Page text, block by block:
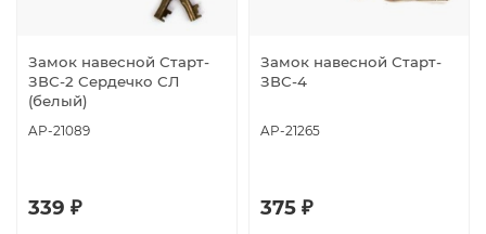
Замок навесной Старт-
ЗВС-2 Сердечко СЛ
(белый)
AP-21089
339 ₽
Замок навесной Старт-
ЗВС-4
AP-21265
375 ₽